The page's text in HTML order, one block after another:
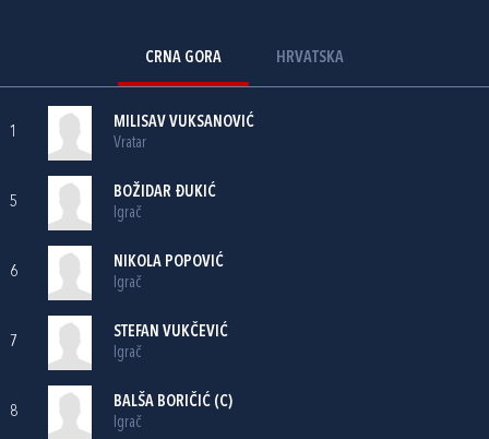
CRNA GORA HRVATSKA
1
MILISAV VUKSANOVIĆ
Vratar
5
BOŽIDAR ĐUKIĆ
Igrač
6
NIKOLA POPOVIĆ
Igrač
7
STEFAN VUKČEVIĆ
Igrač
8
BALŠA BORIČIĆ (C)
Igrač